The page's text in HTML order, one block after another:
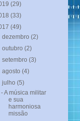
3:35 PDT
(29)
(33)
(49)
dezembro(2)
outubro(2)
setembro(3)
agosto(4)
julho(5)
- A música militar
e sua
harmoniosa
missão